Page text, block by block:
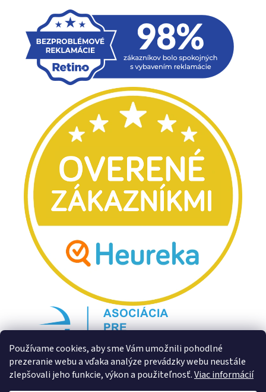
Používame cookies, aby sme Vám umožnili pohodlné
prezeranie webu a vďaka analýze prevádzky webu neustále
zlepšovali jeho funkcie, výkon a použiteľnosť.Viac informácií